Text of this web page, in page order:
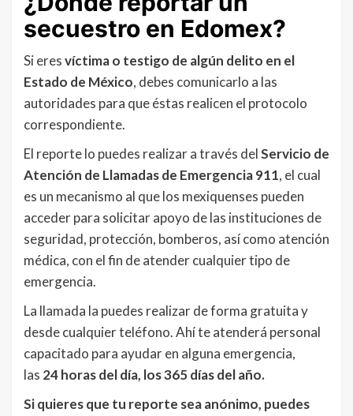
secuestro en Edomex?
Si eresvíctima o testigo de algún delito en el
Estado de México, debes comunicarlo a las
autoridades para que éstas realicen el protocolo
correspondiente.
El reporte lo puedes realizar a través delServicio de
Atención de Llamadas de Emergencia 911, el cual
es un mecanismo al que los mexiquenses pueden
acceder para solicitar apoyo de las instituciones de
seguridad, protección, bomberos, así como atención
médica, con el fin de atender cualquier tipo de
emergencia.
La llamada la puedes realizar de forma gratuita y
desde cualquier teléfono. Ahí te atenderá personal
capacitado para ayudar en alguna emergencia,
las 24 horas del día, los 365 días del año.
Si quieres que tu reporte sea anónimo, puedes